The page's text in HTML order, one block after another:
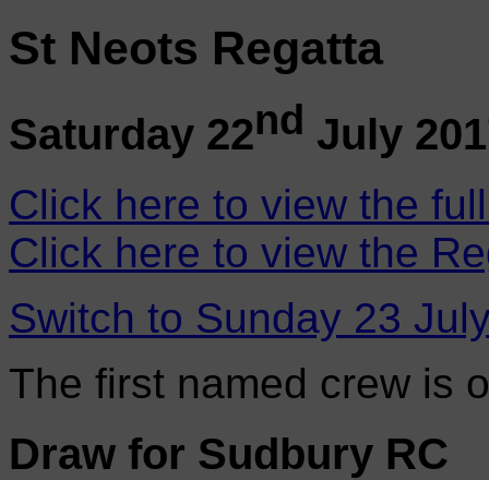
St Neots Regatta
Saturday 22nd July
Click here to view the
Click here to view the
Switch to Sunday 23
The first named crew is
Draw for Sudbury RC